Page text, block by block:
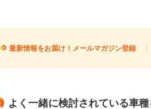
最新情報をお届け！メールマガジン登録
よく一緒に検討されている車